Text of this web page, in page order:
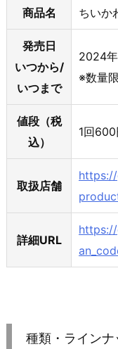
商品名 ちいか
発売日
いつから/
いつまで
2024
※数量
値段（税
込）
1回
取扱店舗
詳細URL
種類・ラインナ